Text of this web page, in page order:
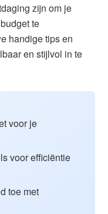
zijn om je
te
handige tips en
en stijlvol in te
voor je
voor efficiëntie
toe met